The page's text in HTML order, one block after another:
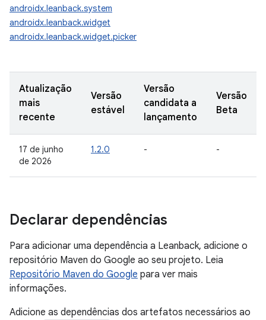
androidx.leanback.system
androidx.leanback.widget
androidx.leanback.widget.picker
Atualização
mais
recente
Versão
estável
Versão
candidata a
lançamento
Versão
Beta
17 de junho
de 2026
1.2.0 - -
Declarar dependências
Para adicionar uma dependência a Leanback, adicione o
repositório Maven do Google ao seu projeto. Leia
Repositório Maven do Google para ver mais
informações.
Adicione as dependências dos artefatos necessários ao